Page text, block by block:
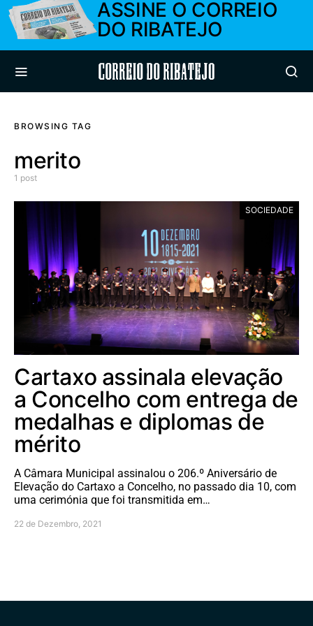
ASSINE O CORREIO
DO RIBATEJO
Correio do Ribatejo
BROWSING TAG
merito
1 post
SOCIEDADE
Cartaxo assinala elevação
a Concelho com entrega de
medalhas e diplomas de
mérito
A Câmara Municipal assinalou o 206.º Aniversário de
Elevação do Cartaxo a Concelho, no passado dia 10, com
uma cerimónia que foi transmitida em…
22 de Dezembro, 2021